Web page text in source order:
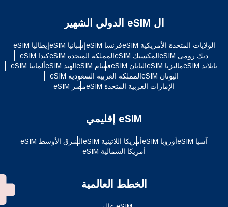
ال eSIM الدولي الشهير
الولايات المتحدة الأمريكية eSIM فرنسا eSIM إسبانيا eSIM
إيطاليا eSIM
ديك رومى eSIM
المكسيك eSIM المملكة المتحدة eSIM
كندا eSIM
تايلاند eSIM
ماليزيا eSIM اليابان eSIM فيتنام eSIM الهند eSIM
ألمانيا eSIM
اليونان eSIM
المملكة العربية السعودية eSIM
الإمارات العربية المتحدة eSIM
مصر eSIM
eSIM إقليمي
آسيا eSIM أوروبا eSIM أمريكا اللاتينية eSIM
الشرق الأوسط eSIM
أمريكا الشمالية eSIM
الخطط العالمية